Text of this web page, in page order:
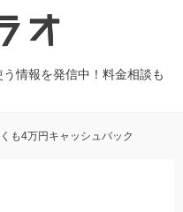
情報を発信中！料金相談も
も4万円キャッシュバック